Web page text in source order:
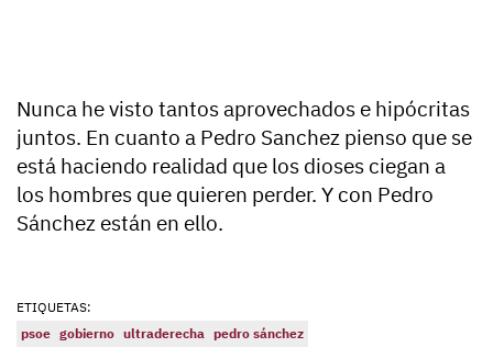
Nunca he visto tantos aprovechados e hipócritas
juntos. En cuanto a Pedro Sanchez pienso que se
está haciendo realidad que los dioses ciegan a
los hombres que quieren perder. Y con Pedro
Sánchez están en ello.
ETIQUETAS:
psoe gobierno ultraderecha pedro sánchez